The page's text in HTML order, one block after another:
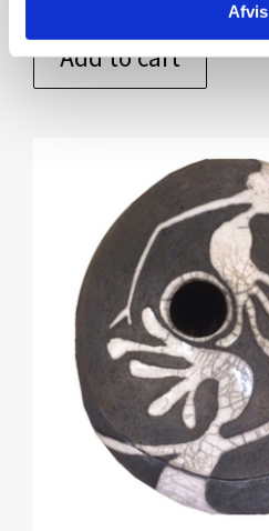
Afvis
Add to cart